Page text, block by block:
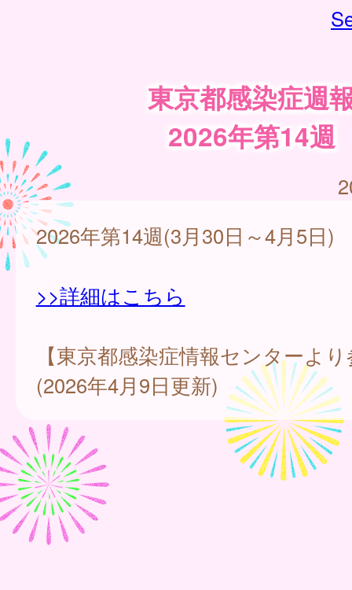
東京都感染症週
2026年第14週
2026年第14週(3月30日～4月5日)
>>詳細はこちら
【東京都感染症情報センターよ
(2026年4月9日更新)